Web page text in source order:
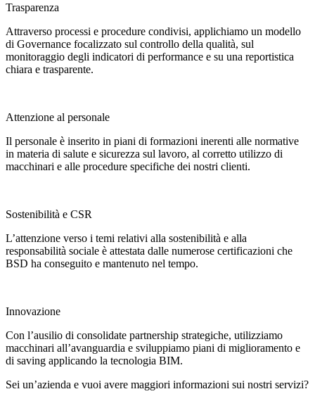
Trasparenza
Attraverso processi e procedure condivisi, applichiamo un modello
di Governance focalizzato sul controllo della qualità, sul
monitoraggio degli indicatori di performance e su una reportistica
chiara e trasparente.
Attenzione al personale
Il personale è inserito in piani di formazioni inerenti alle normative
in materia di salute e sicurezza sul lavoro, al corretto utilizzo di
macchinari e alle procedure specifiche dei nostri clienti.
Sostenibilità e CSR
L’attenzione verso i temi relativi alla sostenibilità e alla
responsabilità sociale è attestata dalle numerose certificazioni che
BSD ha conseguito e mantenuto nel tempo.
Innovazione
Con l’ausilio di consolidate partnership strategiche, utilizziamo
macchinari all’avanguardia e sviluppiamo piani di miglioramento e
di saving applicando la tecnologia BIM.
Sei un’azienda e vuoi avere maggiori informazioni sui nostri servizi?